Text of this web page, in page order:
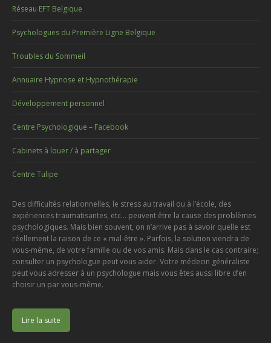
Réseau EFT Belgique
Psychologues du Première Ligne Belgique
Troubles du Sommeil
Annuaire Hypnose et Hypnothérapie
Développement personnel
Centre Psychologique – Facebook
Cabinets à louer / à partager
Centre Tulipe
Des difficultés relationnelles, le stress au travail ou à l’école, des
expériences traumatisantes, etc… peuvent être la cause des problèmes
psychologiques. Mais bien souvent, on n’arrive pas à savoir quelle est
réellement la raison de ce « mal-être ». Parfois, la solution viendra de
vous-même, de votre famille ou de vos amis. Mais dans le cas contraire;
consulter un psychologue peut vous aider. Votre médecin généraliste
peut vous adresser à un psychologue mais vous êtes aussi libre d’en
choisir un par vous-même.
Lire la suite